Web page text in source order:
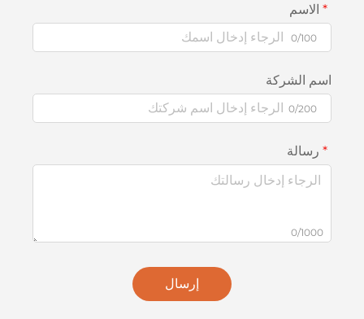
الاسم
0/100
اسم الشركة
0/200
رسالة
0/1000
إرسال